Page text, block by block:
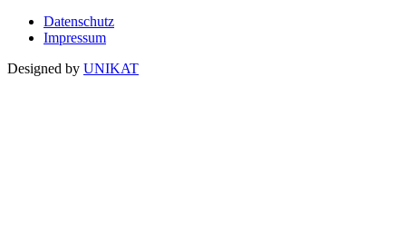
Datenschutz
Impressum
Designed by UNIKAT